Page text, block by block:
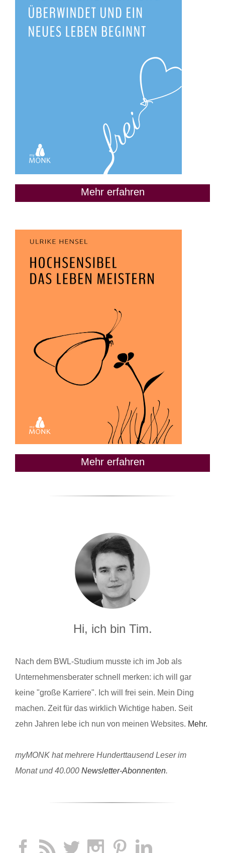
Mehr erfahren
Mehr erfahren
Hi, ich bin Tim.
Nach dem BWL-Studium musste ich im Job als
Unternehmensberater schnell merken: ich will gar
keine "große Karriere". Ich will frei sein. Mein Ding
machen. Zeit für das wirklich Wichtige haben. Seit
zehn Jahren lebe ich nun von meinen Websites. Mehr.
myMONK hat mehrere Hunderttausend Leser im
Monat und 40.000 Newsletter-Abonnenten.